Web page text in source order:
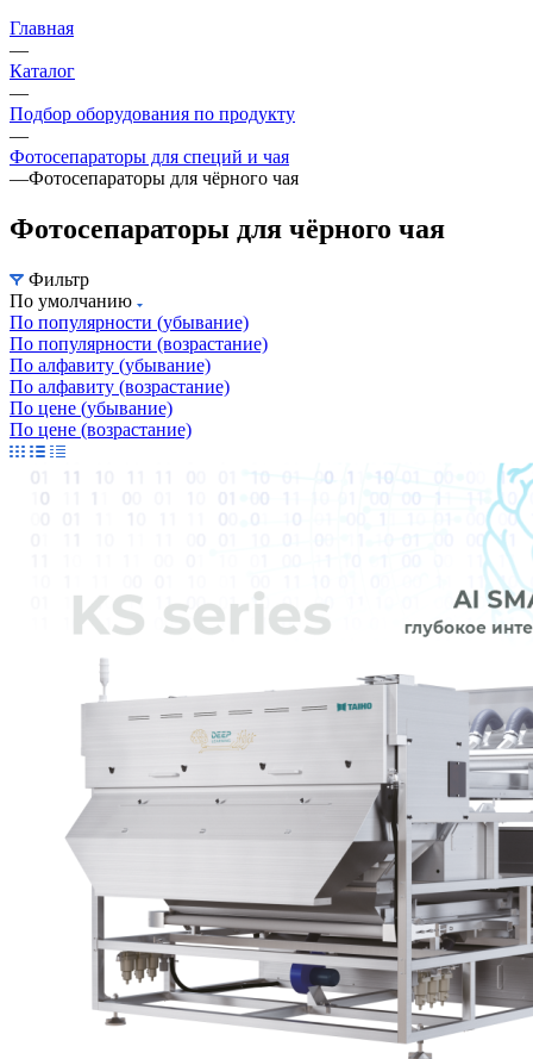
Главная
—
Каталог
—
Подбор оборудования по продукту
—
Фотосепараторы для специй и чая
—Фотосепараторы для чёрного чая
Фотосепараторы для чёрного чая
Фильтр
По умолчанию
По популярности (убывание)
По популярности (возрастание)
По алфавиту (убывание)
По алфавиту (возрастание)
По цене (убывание)
По цене (возрастание)